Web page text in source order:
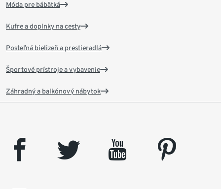
Móda pre bábätká
Kufre a doplnky na cesty
Posteľná bielizeň a prestieradlá
Športové prístroje a vybavenie
Záhradný a balkónový nábytok
facebook twitter youtube
pinterest